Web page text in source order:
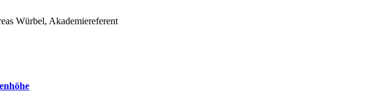
Würbel, Akademiereferent